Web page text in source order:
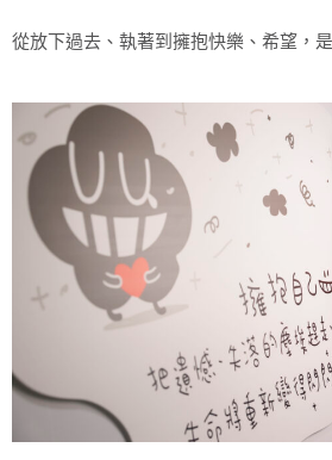
從放下過去、執著到擁抱快樂、希望，